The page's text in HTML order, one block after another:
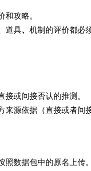
1696 6690
舰R百科
巧
海域资料
任务
按
深
和攻略。
道具、 机制的评价都必
接或间接否认的推测。
来源依据（直接或者间
照数据包中的原名上传。